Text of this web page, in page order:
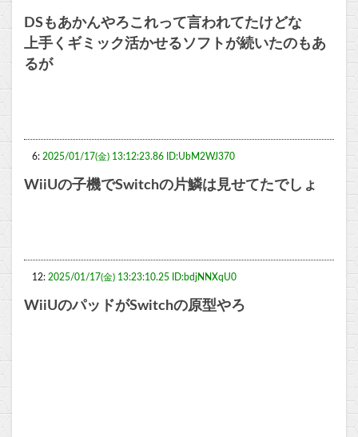
DSもあかんやろこれって言われてたけどな
上手くギミック活かせるソフトが続いたのもあ
るが
6: 2025/01/17(金) 13:12:23.86 ID:UbM2WJ370
WiiUの子機でSwitchの片鱗は見せてたでしょ
12: 2025/01/17(金) 13:23:10.25 ID:bdjNNXqU0
WiiUのパッドがSwitchの原型やろ